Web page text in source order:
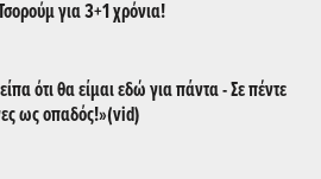
για 3+1 χρόνια!
ότι θα είμαι εδώ για πάντα - Σε πέντε
ως οπαδός!»(vid)